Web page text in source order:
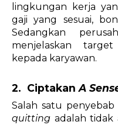
lingkungan kerja
gaji yang sesuai,
Sedangkan
menjelaskan
kepada karyawan.
2.  Ciptakan A
Salah satu
quitting adalah tidak